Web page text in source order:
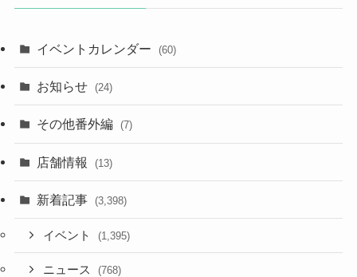
イベントカレンダー (60)
お知らせ (24)
その他番外編 (7)
店舗情報 (13)
新着記事 (3,398)
イベント (1,395)
ニュース (768)